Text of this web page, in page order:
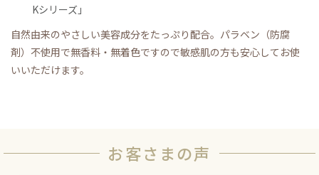
Kシリーズ」
自然由来のやさしい美容成分をたっぷり配合。パラベン（防腐
剤）不使用で無香料・無着色ですので敏感肌の方も安心してお使
いいただけます。
お客さまの声